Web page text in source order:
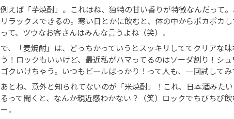
例えば「芋焼酎」。これはね、独特の甘い香りが特徴なんだって
リラックスできるの。寒い日とかに飲むと、体の中からポカポカ
って、ツウなお客さんはみんな言うよね（笑）。
で、「麦焼酎」は、どっちかっていうとスッキリしててクリアな
う！ロックもいいけど、最近私がハマってるのはソーダ割り！シ
ゴクいけちゃう。いつもビールばっかり！って人も、一回試してみ
あとね、意外と知られてないのが「米焼酎」！これ、日本酒みた
るって聞くと、なんか親近感わかない？（笑）ロックでちびちび
ー。